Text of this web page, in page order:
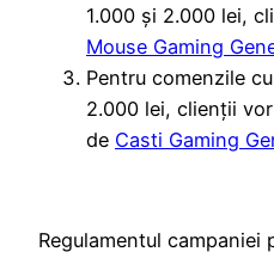
1.000 și 2.000 lei,
Mouse Gaming
Pentru comenzile
2.000 lei, clienții
de Casti Gaming
Regulamentul campaniei